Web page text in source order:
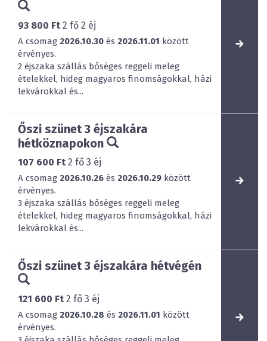
93 800 Ft 2 fő 2 éj
A csomag 2026.10.30 és 2026.11.01 között
érvényes.
2 éjszaka szállás bőséges reggeli meleg
ételekkel, hideg magyaros finomságokkal, házi
lekvárokkal és...
Őszi szünet 3 éjszakára
hétköznapokon
107 600 Ft 2 fő 3 éj
A csomag 2026.10.26 és 2026.10.29 között
érvényes.
3 éjszaka szállás bőséges reggeli meleg
ételekkel, hideg magyaros finomságokkal, házi
lekvárokkal és...
Őszi szünet 3 éjszakára hétvégén
121 600 Ft 2 fő 3 éj
A csomag 2026.10.28 és 2026.11.01 között
érvényes.